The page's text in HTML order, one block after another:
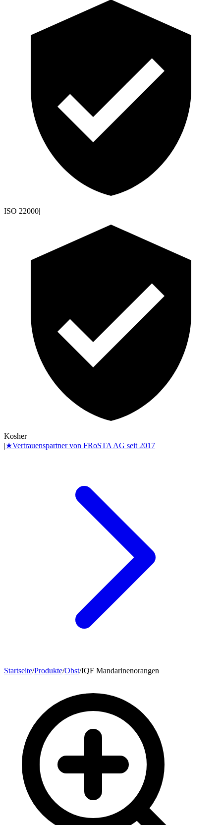
ISO 22000|
Kosher
|★Vertrauenspartner von FRoSTA AG seit 2017
Startseite/Produkte/Obst/IQF Mandarinenorangen